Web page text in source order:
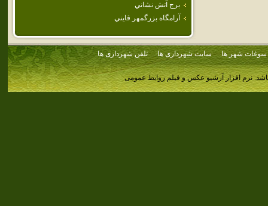
برج آتش نشاني
آرامگاه بزرگمهر قايني
سوغات شهر ها سایت شهرداری ها تلفن شهرداری ها
نرم افزار آرشیو عکس و فیلم روابط عمومی